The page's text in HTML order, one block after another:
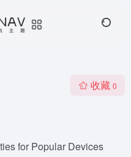
收藏 0
for Popular Devices